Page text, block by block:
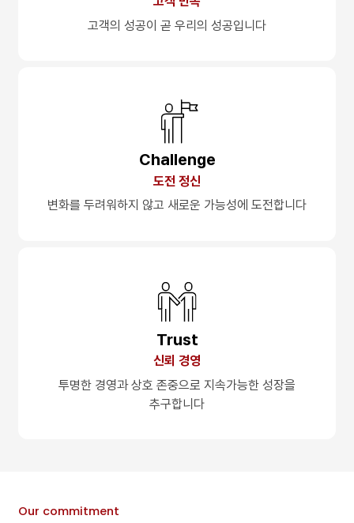
고객의 성공이 곧 우리의 성공입니다
Challenge
도전 정신
변화를 두려워하지 않고 새로운 가능성에 도전합니다
Trust
신뢰 경영
투명한 경영과 상호 존중으로 지속가능한 성장을
추구합니다
Our commitment